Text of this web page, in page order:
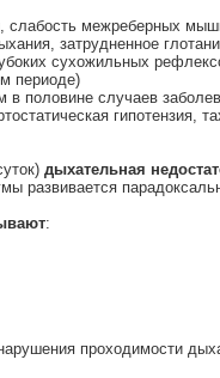
межреберных
затрудненное
сухожильных
периоде)
в половине случаев
гипотензия,
дыхательная
:
проходимости